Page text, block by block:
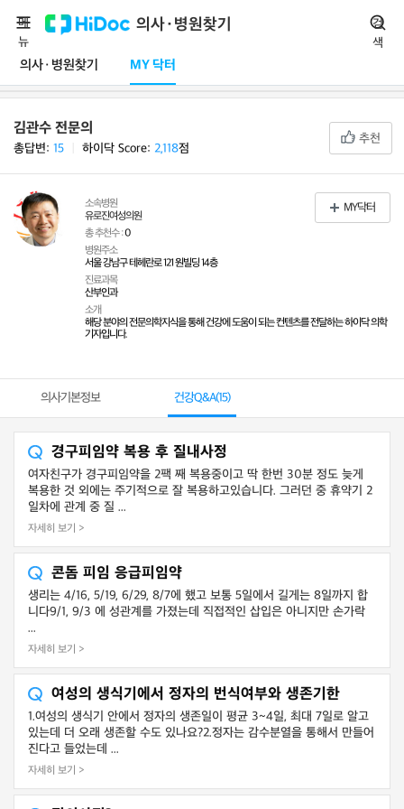
의사·병원찾기
의사·병원찾기 MY 닥터
메
뉴
검
색
김관수 전문의
총답변: 15 하이닥 Score: 2,118점
추천
소속병원
유로진여성의원
총 추천수 :0
병원주소
서울 강남구 테헤란로 121 원빌딩 14층
진료과목
산부인과
소개
해당 분야의 전문의학지식을 통해 건강에 도움이 되는 컨텐츠를 전달하는 하이닥 의학
기자입니다.
MY닥터
의사기본정보 건강Q&A(15)
경구피임약 복용 후 질내사정
여자친구가 경구피임약을 2팩 째 복용중이고 딱 한번 30분 정도 늦게
복용한 것 외에는 주기적으로 잘 복용하고있습니다. 그러던 중 휴약기 2
일차에 관계 중 질 ...
자세히 보기 >
콘돔 피임 응급피임약
생리는 4/16, 5/19, 6/29, 8/7에 했고 보통 5일에서 길게는 8일까지 합
니다9/1, 9/3 에 성관계를 가졌는데 직접적인 삽입은 아니지만 손가락
...
자세히 보기 >
여성의 생식기에서 정자의 번식여부와 생존기한
1.여성의 생식기 안에서 정자의 생존일이 평균 3~4일, 최대 7일로 알고
있는데 더 오래 생존할 수도 있나요?2.정자는 감수분열을 통해서 만들어
진다고 들었는데 ...
자세히 보기 >